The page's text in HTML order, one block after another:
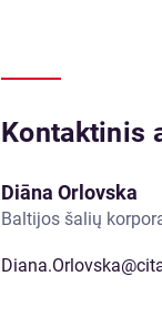
Kontaktinis
Diāna Orlovska
Baltijos šalių